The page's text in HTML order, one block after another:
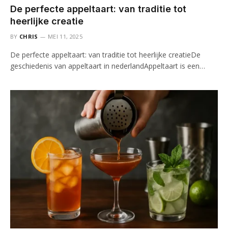
De perfecte appeltaart: van traditie tot
heerlijke creatie
BY CHRIS MEI 11, 2025
De perfecte appeltaart: van traditie tot heerlijke creatieDe
geschiedenis van appeltaart in nederlandAppeltaart is een…